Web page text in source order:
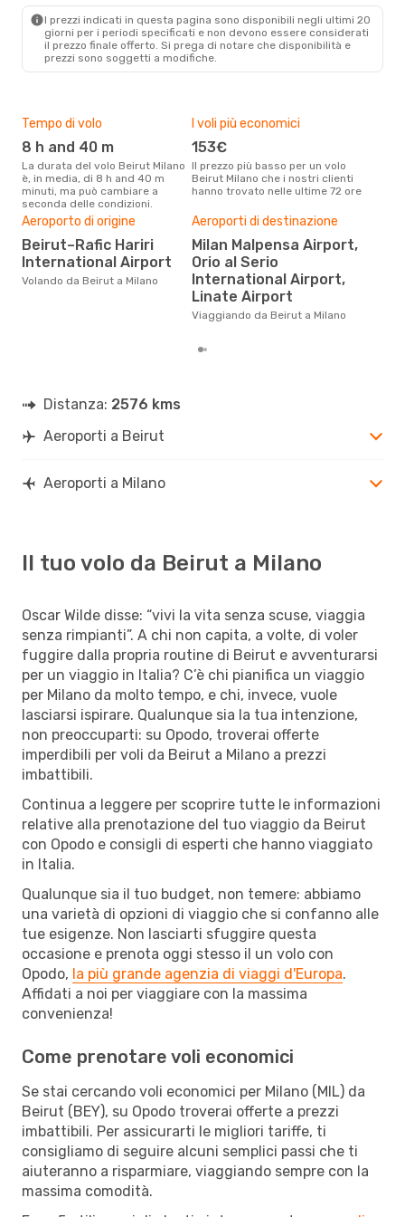
I prezzi indicati in questa pagina sono disponibili negli ultimi 20
giorni per i periodi specificati e non devono essere considerati
il ​​prezzo finale offerto. Si prega di notare che disponibilità e
prezzi sono soggetti a modifiche.
Tempo di volo
8 h and 40 m
La durata del volo Beirut Milano
è, in media, di 8 h and 40 m
minuti, ma può cambiare a
seconda delle condizioni.
I voli più economici
153€
Il prezzo più basso per un volo
Beirut Milano che i nostri clienti
hanno trovato nelle ultime 72 ore
Aeroporto di origine
Beirut–Rafic Hariri
International Airport
Volando da Beirut a Milano
Aeroporti di destinazione
Milan Malpensa Airport,
Orio al Serio
International Airport,
Linate Airport
Viaggiando da Beirut a Milano
Distanza: 2576 kms
Aeroporti a Beirut
Aeroporti a Milano
Il tuo volo da Beirut a Milano
Oscar Wilde disse: “vivi la vita senza scuse, viaggia
senza rimpianti”. A chi non capita, a volte, di voler
fuggire dalla propria routine di Beirut e avventurarsi
per un viaggio in Italia? C’è chi pianifica un viaggio
per Milano da molto tempo, e chi, invece, vuole
lasciarsi ispirare. Qualunque sia la tua intenzione,
non preoccuparti: su Opodo, troverai offerte
imperdibili per voli da Beirut a Milano a prezzi
imbattibili.
Continua a leggere per scoprire tutte le informazioni
relative alla prenotazione del tuo viaggio da Beirut
con Opodo e consigli di esperti che hanno viaggiato
in Italia.
Qualunque sia il tuo budget, non temere: abbiamo
una varietà di opzioni di viaggio che si confanno alle
tue esigenze. Non lasciarti sfuggire questa
occasione e prenota oggi stesso il un volo con
Opodo, la più grande agenzia di viaggi d'Europa.
Affidati a noi per viaggiare con la massima
convenienza!
Come prenotare voli economici
Se stai cercando voli economici per Milano (MIL) da
Beirut (BEY), su Opodo troverai offerte a prezzi
imbattibili. Per assicurarti le migliori tariffe, ti
consigliamo di seguire alcuni semplici passi che ti
aiuteranno a risparmiare, viaggiando sempre con la
massima comodità.